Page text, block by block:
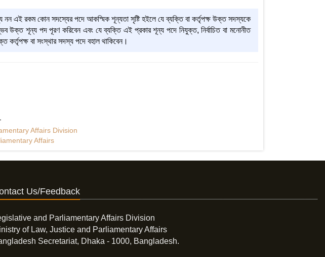
নন এই রকম কোন সদস্যের পদে আকস্মিক শূন্যতা সৃষ্টি হইলে যে ব্যক্তি বা কর্তৃপক্ষ উক্ত সদস্যকে
উক্ত শূন্য পদ পূরণ করিবেন এবং যে ব্যক্তি এই প্রকার শূন্য পদে নিযুক্ত, নির্বাচিত বা মনোনীত
কর্তৃপক্ষ বা সংস্থার সদস্য পদে বহাল থাকিবেন।
Affairs Division
Affairs
Us/Feedback
and Parliamentary Affairs Division
of Law, Justice and Parliamentary Affairs
Secretariat, Dhaka - 1000, Bangladesh.